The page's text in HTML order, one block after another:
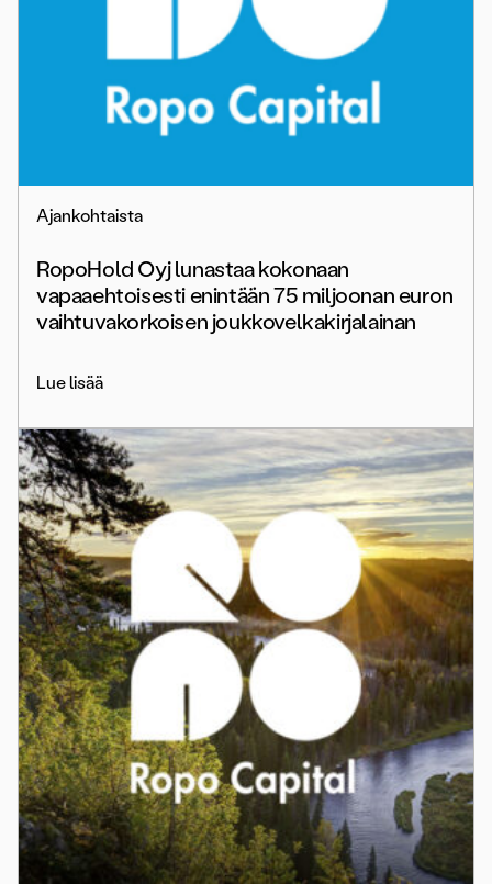
Ajankohtaista
RopoHold Oyj lunastaa kokonaan
vapaaehtoisesti enintään 75 miljoonan euron
vaihtuvakorkoisen joukkovelkakirjalainan
Lue lisää